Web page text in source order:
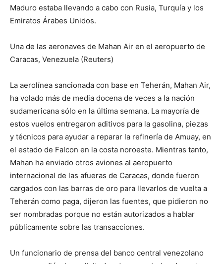
Maduro estaba llevando a cabo con Rusia, Turquía y los
Emiratos Árabes Unidos.
Una de las aeronaves de Mahan Air en el aeropuerto de
Caracas, Venezuela (Reuters)
La aerolínea sancionada con base en Teherán, Mahan Air,
ha volado más de media docena de veces a la nación
sudamericana sólo en la última semana. La mayoría de
estos vuelos entregaron aditivos para la gasolina, piezas
y técnicos para ayudar a reparar la refinería de Amuay, en
el estado de Falcon en la costa noroeste. Mientras tanto,
Mahan ha enviado otros aviones al aeropuerto
internacional de las afueras de Caracas, donde fueron
cargados con las barras de oro para llevarlos de vuelta a
Teherán como paga, dijeron las fuentes, que pidieron no
ser nombradas porque no están autorizados a hablar
públicamente sobre las transacciones.
Un funcionario de prensa del banco central venezolano